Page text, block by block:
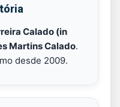
Calado (in
Martins Calado.
desde 2009.